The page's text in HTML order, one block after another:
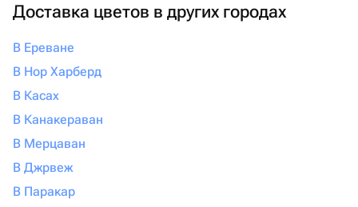
Доставка цветов в других городах
В Ереване
В Нор Харберд
В Касах
В Канакераван
В Мерцаван
В Джрвеж
В Паракар